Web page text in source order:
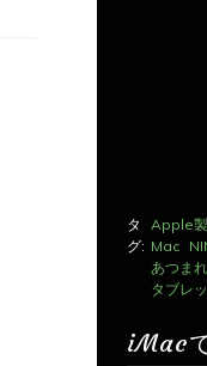
タ
グ:
Apple
Mac
あつま
タブレ
iMac